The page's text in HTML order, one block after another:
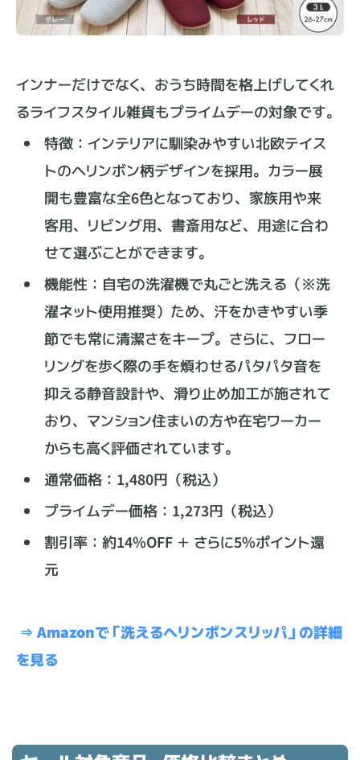
インナーだけでなく、おうち時間を格上げしてくれ
るライフスタイル雑貨もプライムデーの対象です。
特徴：インテリアに馴染みやすい北欧テイス
トのヘリンボン柄デザインを採用。カラー展
開も豊富な全6色となっており、家族用や来
客用、リビング用、書斎用など、用途に合わ
せて選ぶことができます。
機能性：自宅の洗濯機で丸ごと洗える（※洗
濯ネット使用推奨）ため、汗をかきやすい季
節でも常に清潔さをキープ。さらに、フロー
リングを歩く際の手を煩わせるパタパタ音を
抑える静音設計や、滑り止め加工が施されて
おり、マンション住まいの方や在宅ワーカー
からも高く評価されています。
通常価格：1,480円（税込）
プライムデー価格：1,273円（税込）
割引率：約14%OFF ＋ さらに5%ポイント還
元
⇒ Amazonで「洗えるヘリンボンスリッパ」の詳細
を見る